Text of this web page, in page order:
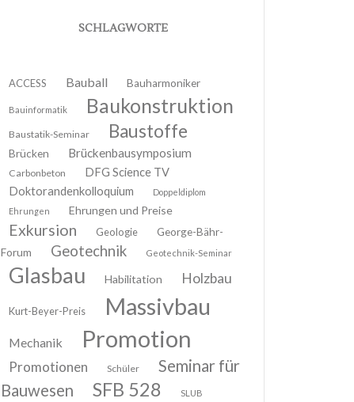
SCHLAGWORTE
ACCESS Bauball Bauharmoniker
Bauinformatik Baukonstruktion
Baustatik-Seminar Baustoffe
Brücken Brückenbausymposium
Carbonbeton
DFG Science TV
Doktorandenkolloquium
Doppeldiplom
Ehrungen
Ehrungen und Preise
Exkursion Geologie
George-Bähr-
Forum
Geotechnik Geotechnik-Seminar
Glasbau Habilitation Holzbau
Kurt-Beyer-Preis Massivbau
Mechanik Promotion
Promotionen Schüler
Seminar für
Bauwesen
SFB 528 SLUB